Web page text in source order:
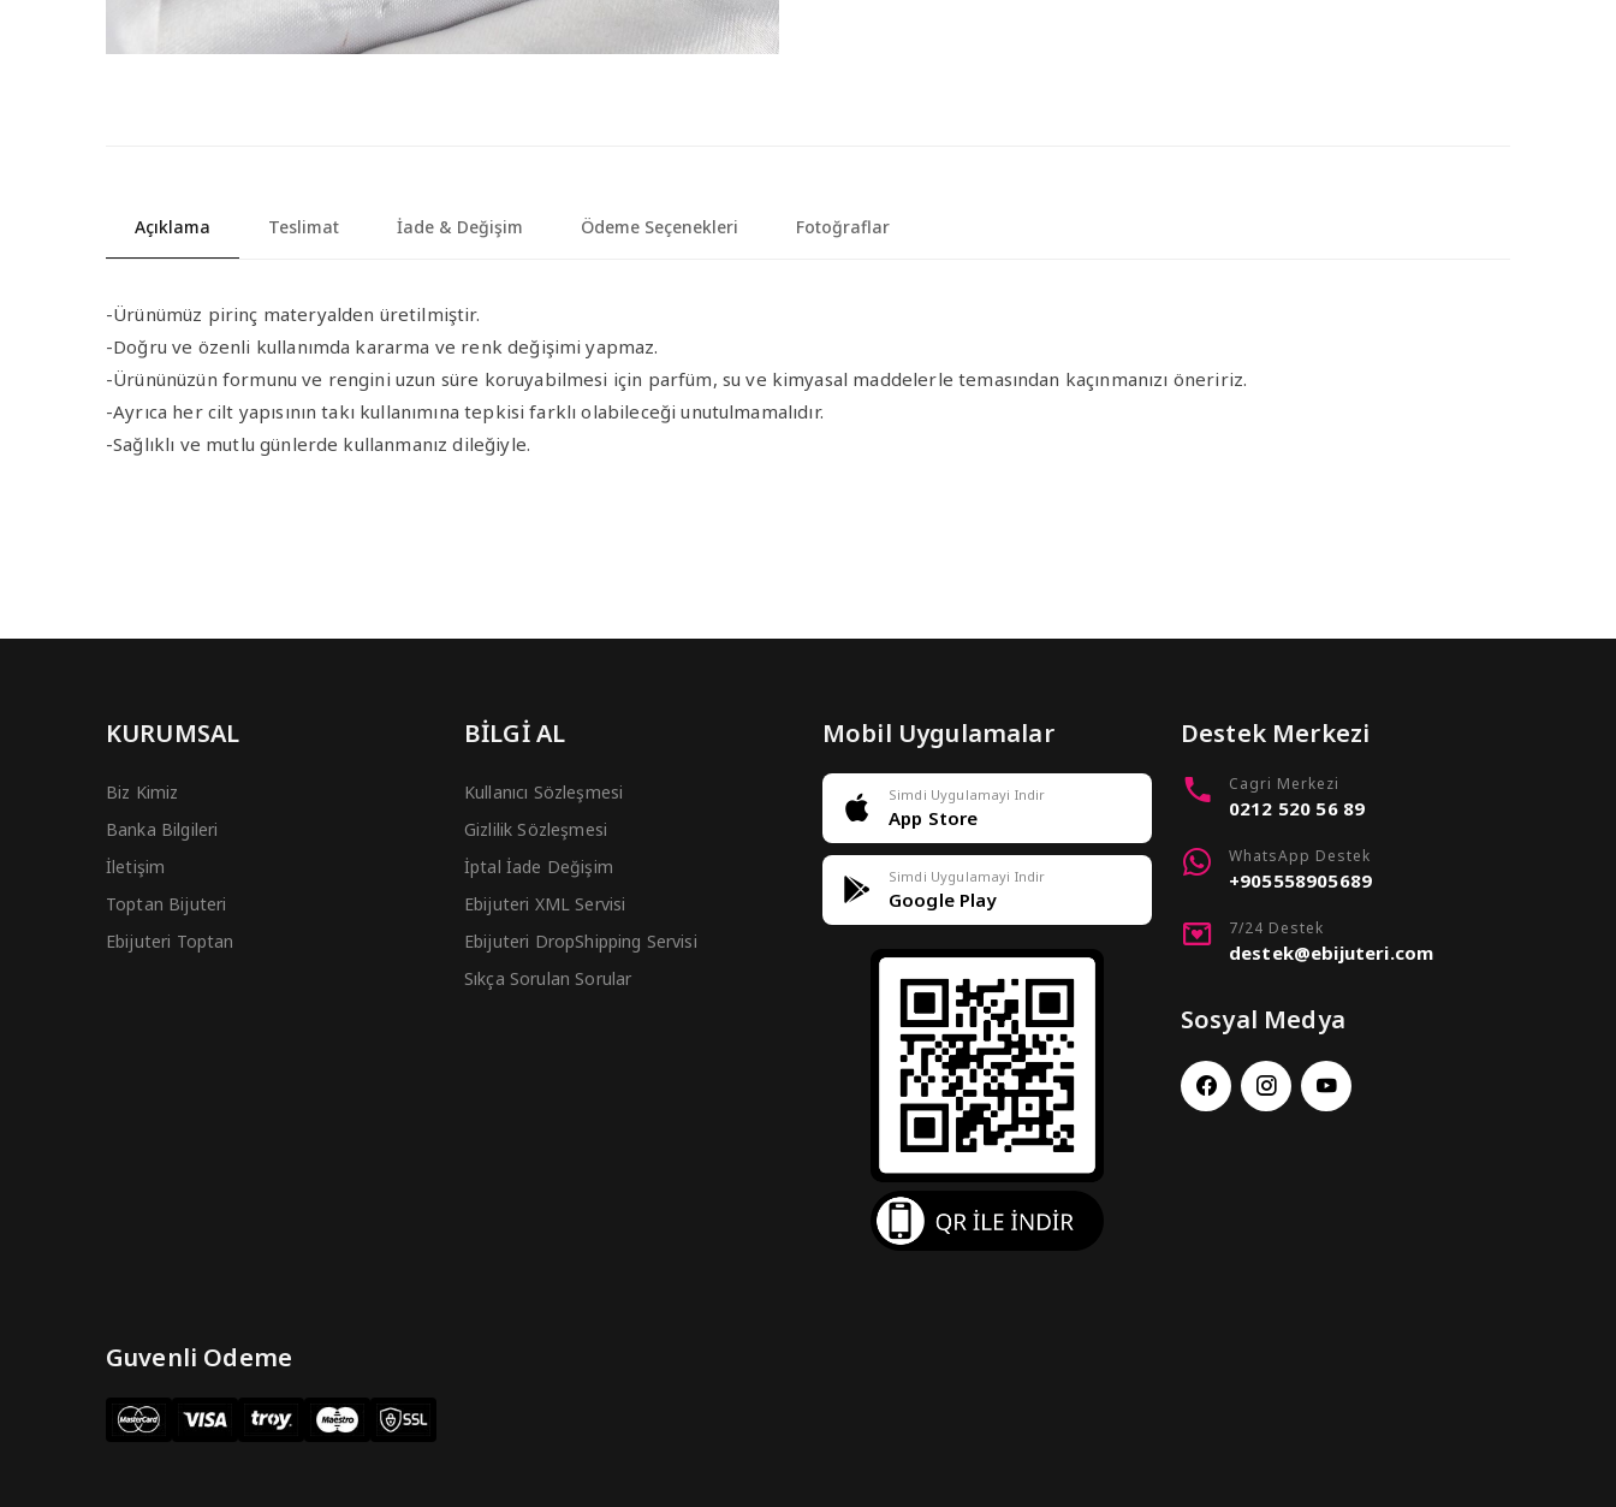
Açıklama Teslimat İade & Değişim Ödeme Seçenekleri Fotoğraflar
-Ürünümüz pirinç materyalden üretilmiştir.
-Doğru ve özenli kullanımda kararma ve renk değişimi yapmaz.
-Ürününüzün formunu ve rengini uzun süre koruyabilmesi için parfüm, su ve kimyasal maddelerle temasından kaçınmanızı öneririz.
-Ayrıca her cilt yapısının takı kullanımına tepkisi farklı olabileceği unutulmamalıdır.
-Sağlıklı ve mutlu günlerde kullanmanız dileğiyle.
KURUMSAL
Biz Kimiz
Banka Bilgileri
İletişim
Toptan Bijuteri
Ebijuteri Toptan
BİLGİ AL
Kullanıcı Sözleşmesi
Gizlilik Sözleşmesi
İptal İade Değişim
Ebijuteri XML Servisi
Ebijuteri DropShipping Servisi
Sıkça Sorulan Sorular
Mobil Uygulamalar
Simdi Uygulamayi Indir
App Store
Simdi Uygulamayi Indir
Google Play
Destek Merkezi
Cagri Merkezi
0212 520 56 89
WhatsApp Destek
+905558905689
7/24 Destek
destek@ebijuteri.com
Sosyal Medya
Guvenli Odeme